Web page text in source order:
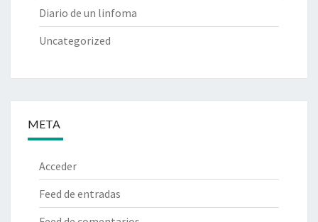
Diario de un linfoma
Uncategorized
META
Acceder
Feed de entradas